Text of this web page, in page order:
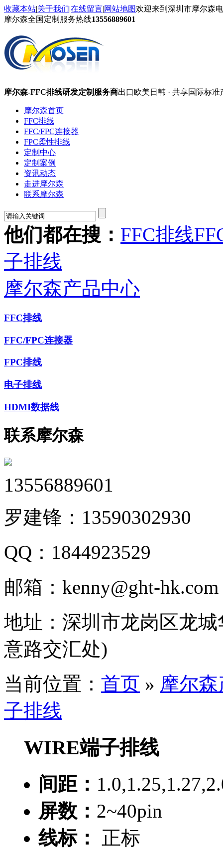
收藏本站|关于我们|在线留言|网站地图欢迎来到深圳市摩尔森
摩尔森全国定制服务热线13556889601
摩尔森-FFC排线研发定制服务商出口欧美日韩 · 共享国际标准
摩尔森首页
FFC排线
FFC/FPC连接器
FPC柔性排线
定制中心
定制案例
资讯动态
走进摩尔森
联系摩尔森
他们都在搜： FFC排线
子排线
摩尔森产品中心
FFC排线
FFC/FPC连接器
FPC排线
电子排线
HDMI数据线
联系摩尔森
13556889601
罗建锋： 13590302930
QQ： 1844923529
邮箱： kenny@ght-hk.com
地址： 深圳市龙岗区龙
意路交汇处)
当前位置： 首页 » 摩尔
子排线
WIRE端子排线
间距：
屏数： 2~40pin
线标：
正标